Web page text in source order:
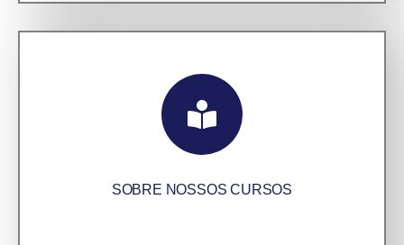
SOBRE NOSSOS CURSOS